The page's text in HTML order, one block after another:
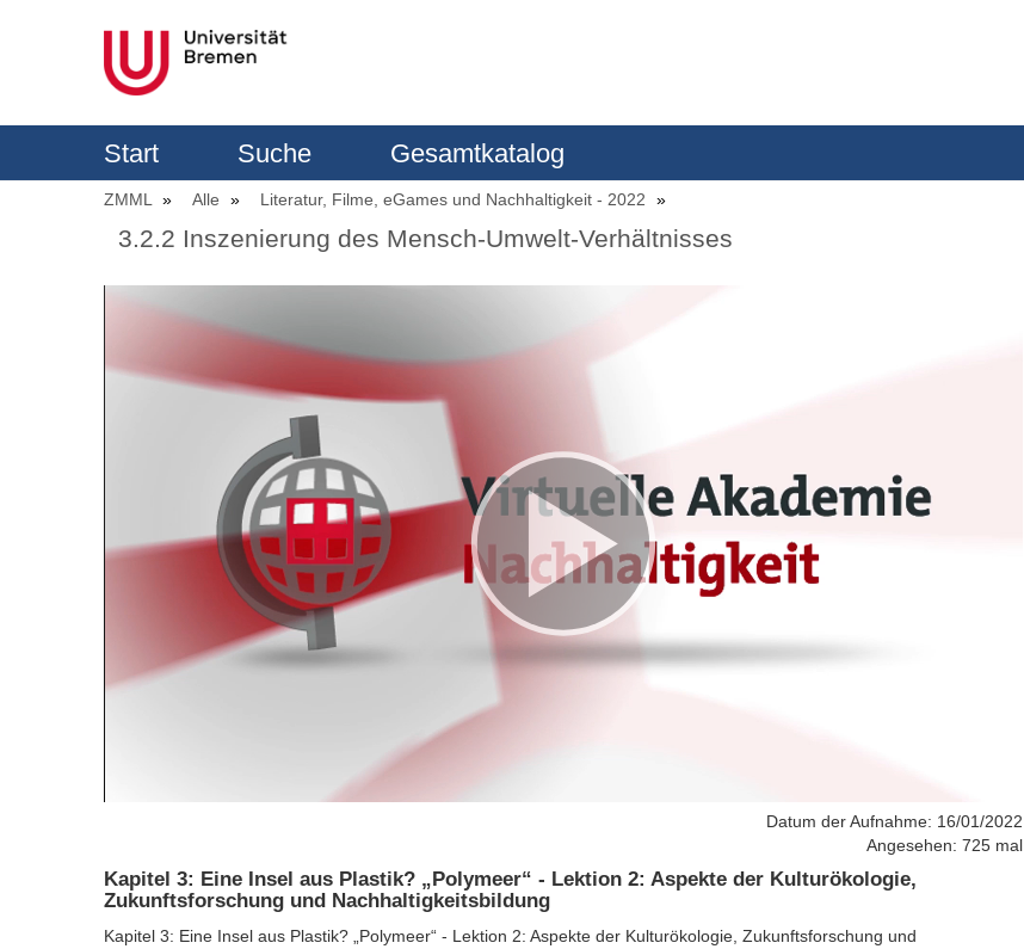
Start Suche Gesamtkatalog
ZMML Alle Literatur, Filme, eGames und Nachhaltigkeit - 2022
3.2.2 Inszenierung des Mensch-Umwelt-Verhältnisses
Datum der Aufnahme: 16/01/2022
Angesehen: 725 mal
Kapitel 3: Eine Insel aus Plastik? „Polymeer“ - Lektion 2: Aspekte der Kulturökologie,
Zukunftsforschung und Nachhaltigkeitsbildung
Kapitel 3: Eine Insel aus Plastik? „Polymeer“ - Lektion 2: Aspekte der Kulturökologie, Zukunftsforschung und